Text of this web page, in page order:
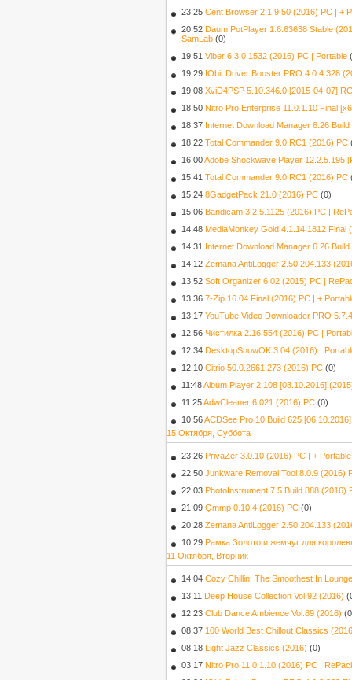
23:25 Cent Browser 2.1.9.50 (2016) PC | +
20:52 Daum PotPlayer 1.6.63638 Stable
SamLab (0)
19:51 Viber 6.3.0.1532 (2016) PC | Portable
19:29 IObit Driver Booster PRO 4.0.4.328
19:08 XviD4PSP 5.10.346.0 [2015-04-07]
18:50 Nitro Pro Enterprise 11.0.1.10 Final
18:37 Internet Download Manager 6.26
18:22 Total Commander 9.0 RC1 (2016) PC
16:00Adobe Shockwave Player 12.2.5.195
15:41 Total Commander 9.0 RC1 (2016) PC
15:24 8GadgetPack 21.0 (2016) РС (0)
15:06 Bandicam 3.2.5.1125 (2016) РС |
14:48 MediaMonkey Gold 4.1.14.1812 Final
14:31 Internet Download Manager 6.26
14:12 Zemana AntiLogger 2.50.204.133
13:52 Soft Organizer 6.02 (2015) РС |
13:36 7-Zip 16.04 Final (2016) PC | +
13:17 YouTube Video Downloader PRO
12:56 Чистилка 2.16.554 (2016) PC |
12:34 DesktopSnowOK 3.04 (2016) |
12:10 Citrio 50.0.2661.273 (2016) PC (0)
11:48Album Player 2.108 [03.10.2016]
11:25AdwCleaner 6.021 (2016) PC (0)
10:56ACDSee Pro 10 Build 625
15 Октября, Суббота
23:26 PrivaZer 3.0.10 (2016) РС | + Portable
22:50 Junkware Removal Tool 8.0.9 (2016)
22:03 PhotoInstrument 7.5 Build 888 (2016)
21:09 Qmmp 0.10.4 (2016) PC (0)
20:28 Zemana AntiLogger 2.50.204.133
10:29 Рамка Золото и жемчуг для
11 Октября, Вторник
14:04 Cozy Chillin: The Smoothest In
13:11 Deep House Collection Vol.92 (2016)
12:23 Club Dance Ambience Vol.89 (2016)
08:37 100 World Best Chillout Classics
08:18 Light Jazz Classics (2016) (0)
03:17 Nitro Pro 11.0.1.10 (2016) РС |